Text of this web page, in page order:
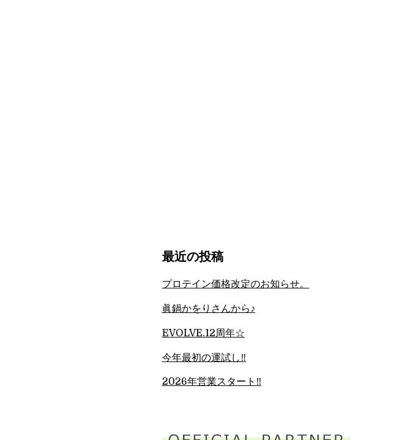
最近の投稿
プロテイン価格改定のお知らせ。
眞鍋かをりさんから♪
EVOLVE.12周年☆
今年最初の運試し‼︎
2026年営業スタート‼︎